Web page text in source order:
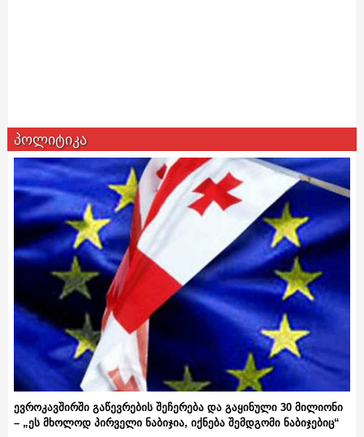
პოლიტიკა
ევროკავშირში გაწევრების შეჩერება და გაყინული 30 მილიონი
– „ეს მხოლოდ პირველი ნაბიჯია, იქნება შემდგომი ნაბიჯებიც“